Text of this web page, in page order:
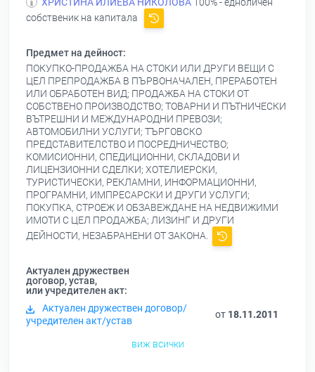
ХРИСТИНА ИЛИЕВА НИКОЛОВА 100% - едноличен
собственик на капитала
Предмет на дейност:
ПОКУПКО-ПРОДАЖБА НА СТОКИ ИЛИ ДРУГИ ВЕЩИ С
ЦЕЛ ПРЕПРОДАЖБА В ПЪРВОНАЧАЛЕН, ПРЕРАБОТЕН
ИЛИ ОБРАБОТЕН ВИД; ПРОДАЖБА НА СТОКИ ОТ
СОБСТВЕНО ПРОИЗВОДСТВО; ТОВАРНИ И ПЪТНИЧЕСКИ
ВЪТРЕШНИ И МЕЖДУНАРОДНИ ПРЕВОЗИ;
АВТОМОБИЛНИ УСЛУГИ; ТЪРГОВСКО
ПРЕДСТАВИТЕЛСТВО И ПОСРЕДНИЧЕСТВО;
КОМИСИОННИ, СПЕДИЦИОННИ, СКЛАДОВИ И
ЛИЦЕНЗИОННИ СДЕЛКИ; ХОТЕЛИЕРСКИ,
ТУРИСТИЧЕСКИ, РЕКЛАМНИ, ИНФОРМАЦИОННИ,
ПРОГРАМНИ, ИМПРЕСАРСКИ И ДРУГИ УСЛУГИ;
ПОКУПКА, СТРОЕЖ И ОБЗАВЕЖДАНЕ НА НЕДВИЖИМИ
ИМОТИ С ЦЕЛ ПРОДАЖБА; ЛИЗИНГ И ДРУГИ
ДЕЙНОСТИ, НЕЗАБРАНЕНИ ОТ ЗАКОНА.
Актуален дружествен
договор, устав,
или учредителен акт:
Актуален дружествен договор/
учредителен акт/устав
от 18.11.2011
виж всички